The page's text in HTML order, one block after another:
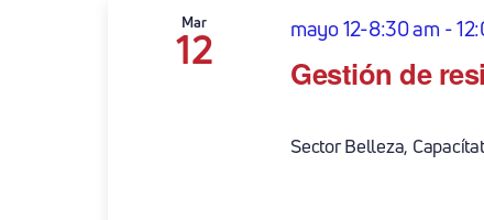
Mar
12 Gestión de
mayo 12-8:30 am -
Sector Belleza,